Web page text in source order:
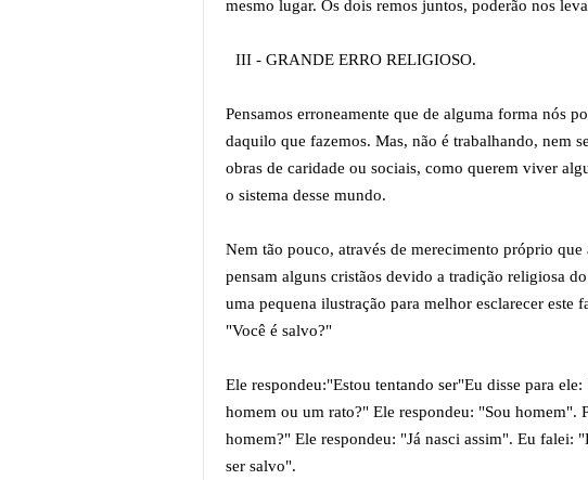
mesmo lugar. Os dois remos juntos, poderão nos
III - GRANDE ERRO RELIGIOSO.
Pensamos erroneamente que de alguma forma nós
daquilo que fazemos. Mas, não é trabalhando, nem
obras de caridade ou sociais, como querem viver
o sistema desse mundo.
Nem tão pouco, através de merecimento próprio
pensam alguns cristãos devido a tradição religiosa
uma pequena ilustração para melhor esclarecer este
"Você é salvo?"
Ele respondeu:"Estou tentando ser"Eu disse para
homem ou um rato?" Ele respondeu: "Sou homem".
homem?" Ele respondeu: "Já nasci assim". Eu falei:
ser salvo".